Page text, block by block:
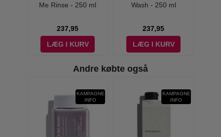
Me Rinse - 250 ml
237,95
LÆG I KURV
Wash - 250 ml
237,95
LÆG I KURV
Andre købte også
KAMPAGNE
INFO
KAMPAGNE
INFO